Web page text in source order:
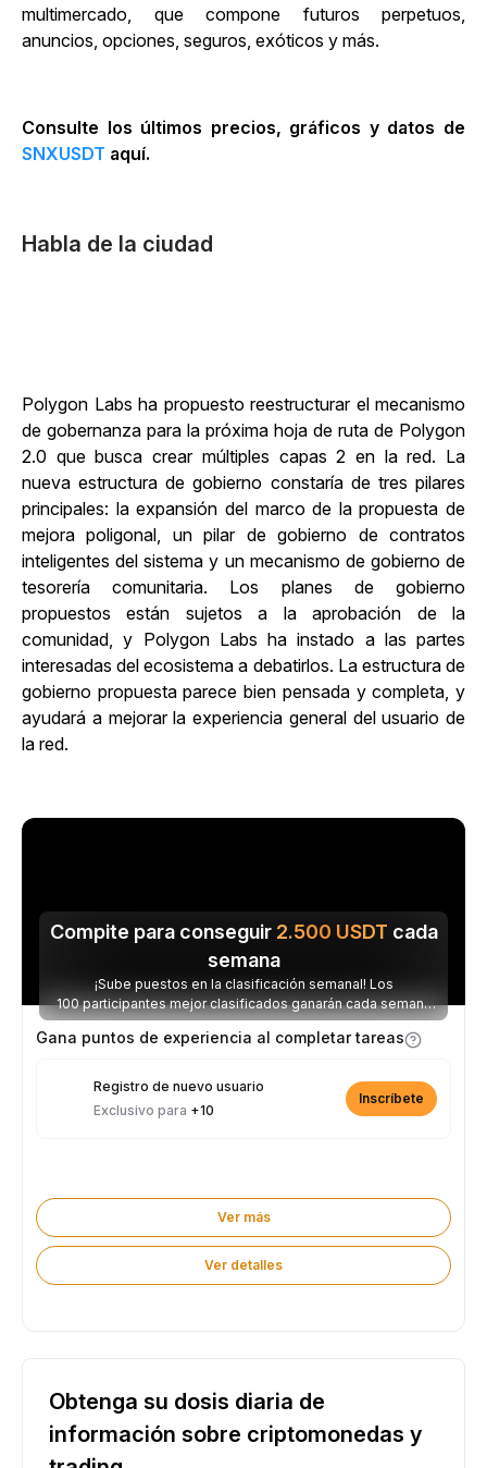
multimercado, que compone futuros perpetuos,
anuncios, opciones, seguros, exóticos y más.
Consulte los últimos precios, gráficos y datos de
SNXUSDT aquí.
Habla de la ciudad
Polygon Labs ha propuesto reestructurar el mecanismo
de gobernanza para la próxima hoja de ruta de Polygon
2.0 que busca crear múltiples capas 2 en la red. La
nueva estructura de gobierno constaría de tres pilares
principales: la expansión del marco de la propuesta de
mejora poligonal, un pilar de gobierno de contratos
inteligentes del sistema y un mecanismo de gobierno de
tesorería comunitaria. Los planes de gobierno
propuestos están sujetos a la aprobación de la
comunidad, y Polygon Labs ha instado a las partes
interesadas del ecosistema a debatirlos. La estructura de
gobierno propuesta parece bien pensada y completa, y
ayudará a mejorar la experiencia general del usuario de
la red.
Compite para conseguir 2.500 USDT cada
semana
¡Sube puestos en la clasificación semanal! Los
100 participantes mejor clasificados ganarán cada semana
parte de los 2.500 USDT disponibles.
Gana puntos de experiencia al completar tareas
Registro de nuevo usuario
Exclusivo para +10
Inscríbete
Ver más
Ver detalles
Obtenga su dosis diaria de
información sobre criptomonedas y